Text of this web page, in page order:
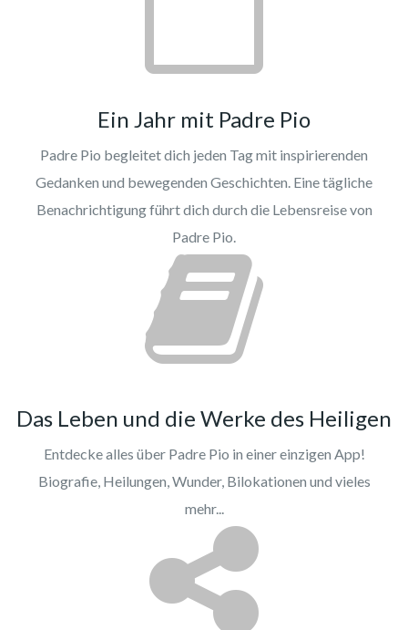
Ein Jahr mit Padre Pio
Padre Pio begleitet dich jeden Tag mit inspirierenden
Gedanken und bewegenden Geschichten. Eine tägliche
Benachrichtigung führt dich durch die Lebensreise von
Padre Pio.
Das Leben und die Werke des Heiligen
Entdecke alles über Padre Pio in einer einzigen App!
Biografie, Heilungen, Wunder, Bilokationen und vieles
mehr...